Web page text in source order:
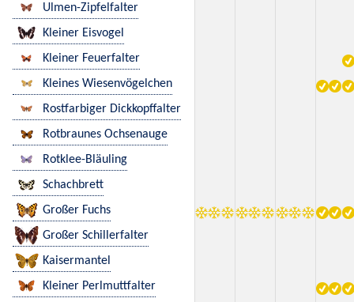
Ulmen-Zipfelfalter
Kleiner Eisvogel
Kleiner Feuerfalter
Kleines Wiesenvögelchen
Rostfarbiger Dickkopffalter
Rotbraunes Ochsenauge
Rotklee-Bläuling
Schachbrett
Großer Fuchs
Großer Schillerfalter
Kaisermantel
Kleiner Perlmuttfalter